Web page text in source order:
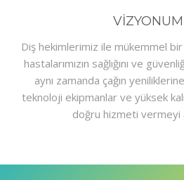
Diş hekimlerimiz ile mükemmel
hastalarımızın sağlığını ve
aynı zamanda çağın
teknoloji ekipmanlar ve yüksek
doğru hizmeti vermeyi